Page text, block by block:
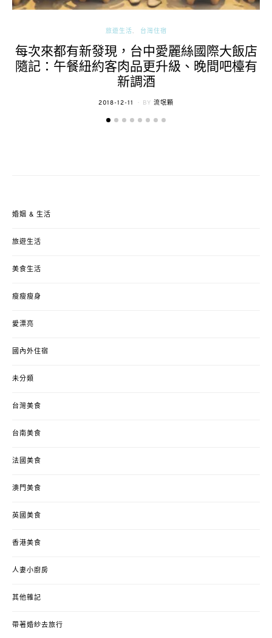
旅遊生活 台灣住宿
每次來都有新發現，台中愛麗絲國際大飯店
隨記：午餐紐約客肉品更升級、晚間吧檯有
新調酒
POSTED
2018-12-11 BY 流氓顆
婚姻 & 生活
旅遊生活
美食生活
瘦瘦瘦身
愛漂亮
國內外住宿
未分類
台灣美食
台南美食
法國美食
澳門美食
英國美食
香港美食
人妻小廚房
其他雜記
帶著婚紗去旅行